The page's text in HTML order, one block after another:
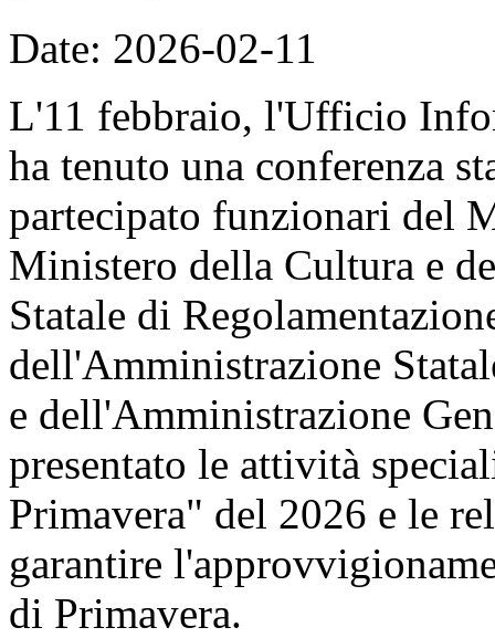
Date: 2026-02-11
L'11 febbraio, l'Ufficio
ha tenuto una conferenza
partecipato funzionari del
Ministero della Cultura e
Statale di
dell'Amministrazione
e dell'Amministrazione
presentato le attività
Primavera" del 2026 e le
garantire
di Primavera.